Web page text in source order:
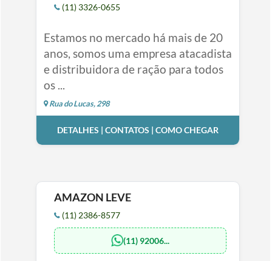
(11) 3326-0655
Estamos no mercado há mais de 20
anos, somos uma empresa atacadista
e distribuidora de ração para todos
os ...
Rua do Lucas, 298
DETALHES | CONTATOS | COMO CHEGAR
AMAZON LEVE
(11) 2386-8577
(11) 92006...